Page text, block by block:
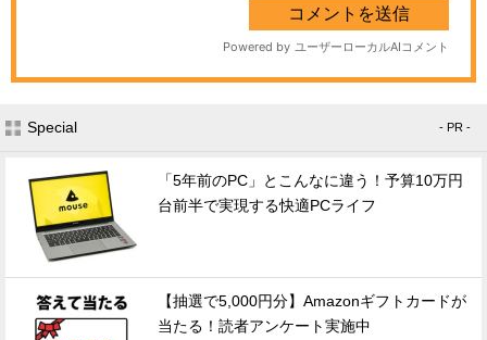
Special - PR -
「5年前のPC」とこんなに違う！予算10万円
台前半で実現する快適PCライフ
【抽選で5,000円分】Amazonギフトカードが
当たる！読者アンケート実施中